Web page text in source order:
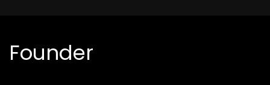
Founder